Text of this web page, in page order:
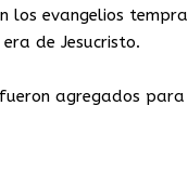
los evangelios
de Jesucristo.
agregados